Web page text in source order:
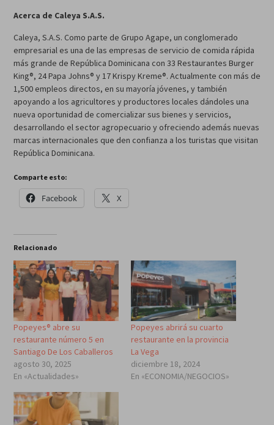
Acerca de Caleya S.A.S.
Caleya, S.A.S. Como parte de Grupo Agape, un conglomerado
empresarial es una de las empresas de servicio de comida rápida
más grande de República Dominicana con 33 Restaurantes Burger
King®, 24 Papa Johns® y 17 Krispy Kreme®. Actualmente con más de
1,500 empleos directos, en su mayoría jóvenes, y también
apoyando a los agricultores y productores locales dándoles una
nueva oportunidad de comercializar sus bienes y servicios,
desarrollando el sector agropecuario y ofreciendo además nuevas
marcas internacionales que den confianza a los turistas que visitan
República Dominicana.
Comparte esto:
Facebook X
Relacionado
Popeyes® abre su
restaurante número 5 en
Santiago De Los Caballeros
agosto 30, 2025
En «Actualidades»
Popeyes abrirá su cuarto
restaurante en la provincia
La Vega
diciembre 18, 2024
En «ECONOMIA/NEGOCIOS»